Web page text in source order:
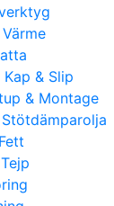
Kap & Slip
& Montage